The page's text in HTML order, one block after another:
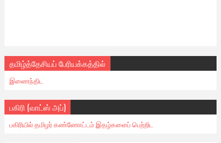
தமிழ்த்தேசியப் பேரியக்கத்தில்
இணைந்திட
பகிரி (வாட்ஸ் அப்)
பகிரியில் தமிழர் கண்ணோட்டம் இதழ்களைப் பெற்றிட